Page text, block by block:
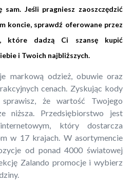
Jeśli pragniesz zaoszczędzić
koncie, sprawdź oferowane przez
które dadzą Ci szansę kupić
i Twoich najbliższych.
markową odzież, obuwie oraz
cenach. Zyskując kody
że wartość Twojego
niższa. Przedsiębiorstwo jest
który dostarcza
w 17 krajach. W asortymencie
od ponad 4000 światowej
Zalando promocje i wybierz